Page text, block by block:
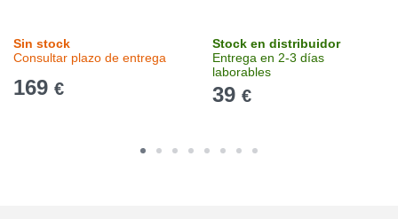
Sin stock
Consultar plazo de entrega
169 €
Stock en distribuidor
Entrega en 2-3 días
laborables
39 €